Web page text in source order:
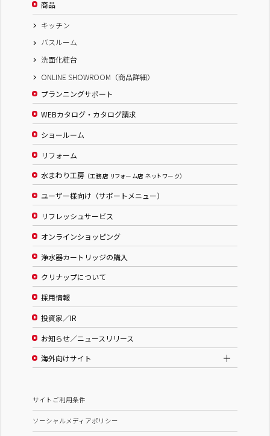
商品
キッチン
バスルーム
洗面化粧台
ONLINE SHOWROOM（商品詳細）
プランニングサポート
WEBカタログ・カタログ請求
ショールーム
リフォーム
水まわり工房 （工務店 リフォーム店 ネットワーク）
ユーザー様向け（サポートメニュー）
リフレッシュサービス
オンラインショッピング
浄水器カートリッジの購入
クリナップについて
採用情報
投資家／IR
お知らせ／ニュースリリース
海外向けサイト
サイトご利用条件
ソーシャルメディアポリシー